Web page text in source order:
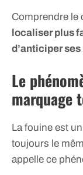
Comprendre le
localiser plus
d’anticiper
Le
La fouine est
toujours le
appelle ce